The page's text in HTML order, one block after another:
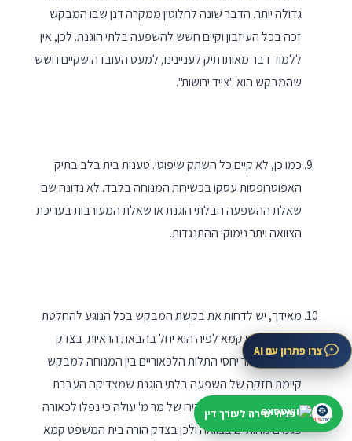
גדולה יותר. הדבר שונה לחלוטין ממקרה דנן שבו המבקש
זכה בכל העיזבון וקיים חשש להשפעה בלתי הוגנת. לכן, אין
ללמוד דבר מאותו תיק לעניינינו, למעט העובדה שקיים חשש
שהמבקש הוא "צייד ירושות".
כמו כן, לא קיים כל השתק שיפוטי. טענות בית בלב בתיק
האפוטרופסות עסקו בכשירות המנוחה בלבד. לא נדונה שם
שאלת ההשפעה הבלתי הוגנת או שאלת המעורבות בעריכת
הצוואה ויתר נימוקי ההתנגדות.
מאידך, יש לדחות את בקשת המבקש בכל הנוגע להחלטת
בית המשפט קמא לפיה הוא יחל בהבאת הראיות. בצדק
נקבע כי לאור יחסי התלות הלכאוריים בין המנוחה למבקש
קיימת חזקה של השפעה בלתי הוגנת שמצדיקה העברת
הנטל. בנוסף, לאור תצהירו של מר מ' עולה כי נפלו לכאורה
פגמים מהותיים בצוואה ולכן בצדק הורה בית המשפט קמא
צרו פתרון עם AI
פניה ישירה לעורך דין